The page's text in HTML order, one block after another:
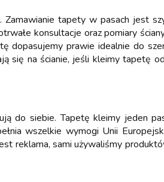
tapety w pasach jest
konsultacje oraz pomiary
dopasujemy prawie idealnie do
się na ścianie, jeśli kleimy tapetę
do siebie. Tapetę kleimy jeden
wszelkie wymogi Unii
reklama, sami używaliśmy